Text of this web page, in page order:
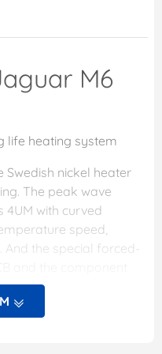
M6
life heating system
Swedish nickel heater
The peak wave
4UM with curved
speed,
the special forced-
"shadow effect"